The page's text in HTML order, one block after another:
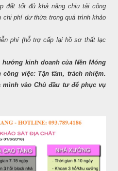
đất tốt đủ khả năng chịu tải công
chi phí dư thừa trong quá trình khảo
phí (hỗ trợ cấp lại hồ sơ thất lạc
kinh doanh của Nền Móng
việc: Tận tâm, trách nhiệm.
vào Chủ đầu tư để phục vụ